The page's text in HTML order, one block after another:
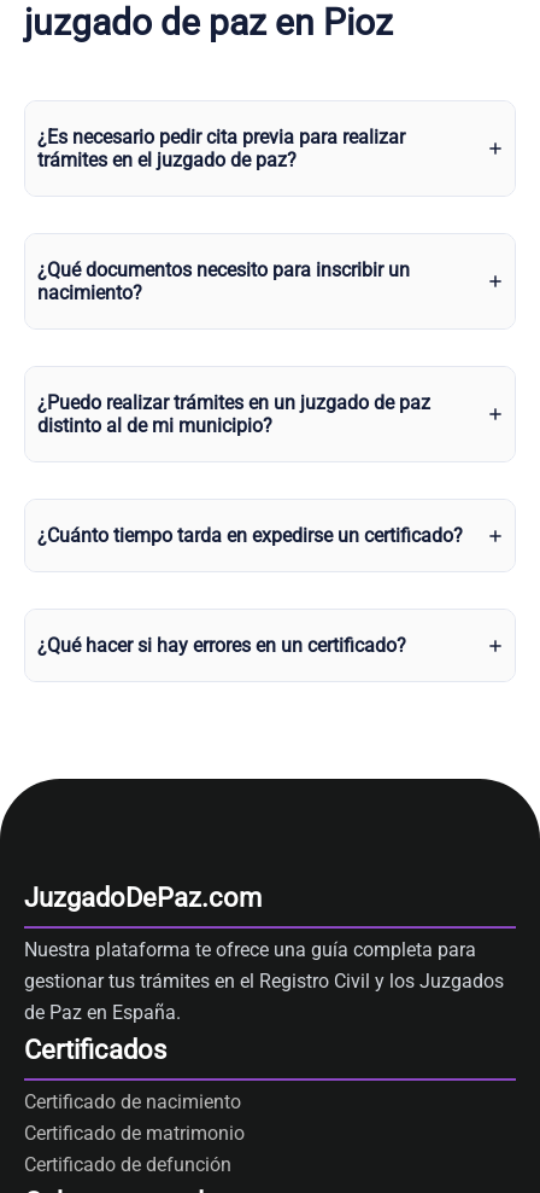
juzgado de paz en Pioz
¿Es necesario pedir cita previa para realizar
trámites en el juzgado de paz?
¿Qué documentos necesito para inscribir un
nacimiento?
¿Puedo realizar trámites en un juzgado de paz
distinto al de mi municipio?
¿Cuánto tiempo tarda en expedirse un certificado?
¿Qué hacer si hay errores en un certificado?
JuzgadoDePaz.com
Nuestra plataforma te ofrece una guía completa para
gestionar tus trámites en el Registro Civil y los Juzgados
de Paz en España.
Certificados
Certificado de nacimiento
Certificado de matrimonio
Certificado de defunción